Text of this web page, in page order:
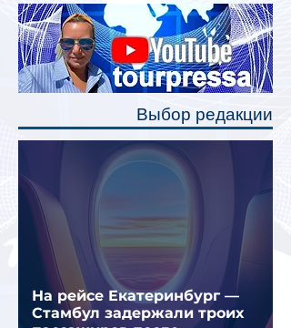
Одним из главных нововведений
станут индивидуальные шторки у
каждого спального места. Они
позволят пассажирам закрыть свою
полку во время сна или отдыха,
Выбор редакции
На рейсе Екатеринбург —
Стамбул задержали троих